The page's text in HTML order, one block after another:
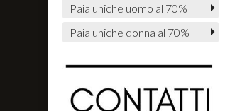
Paia uniche uomo al 70%
Paia uniche donna al 70%